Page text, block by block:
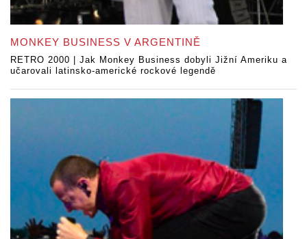
MONKEY BUSINESS V ARGENTINĚ
RETRO 2000 | Jak Monkey Business dobyli Jižní Ameriku a
učarovali latinsko-americké rockové legendě